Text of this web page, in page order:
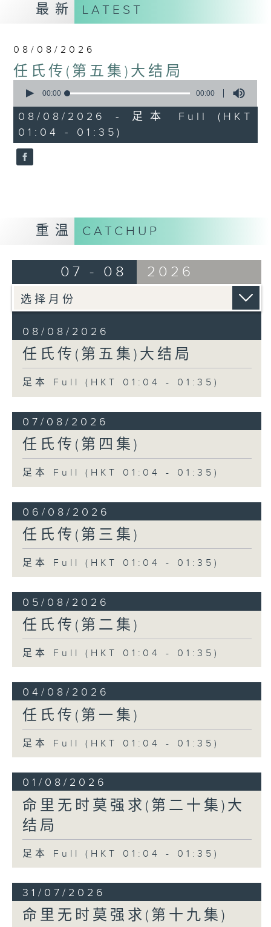
最新 LATEST
08/08/2026
任氏传(第五集)大结局
seconds
0
seconds
00:00 00:00
08/08/2026 - 足本 Full (HKT
01:04 - 01:35)
重温 CATCHUP
07 - 08 2026
08/08/2026
任氏传(第五集)大结局
足本 Full (HKT 01:04 - 01:35)
07/08/2026
任氏传(第四集)
足本 Full (HKT 01:04 - 01:35)
06/08/2026
任氏传(第三集)
足本 Full (HKT 01:04 - 01:35)
05/08/2026
任氏传(第二集)
足本 Full (HKT 01:04 - 01:35)
04/08/2026
任氏传(第一集)
足本 Full (HKT 01:04 - 01:35)
01/08/2026
命里无时莫强求(第二十集)大
结局
足本 Full (HKT 01:04 - 01:35)
31/07/2026
命里无时莫强求(第十九集)